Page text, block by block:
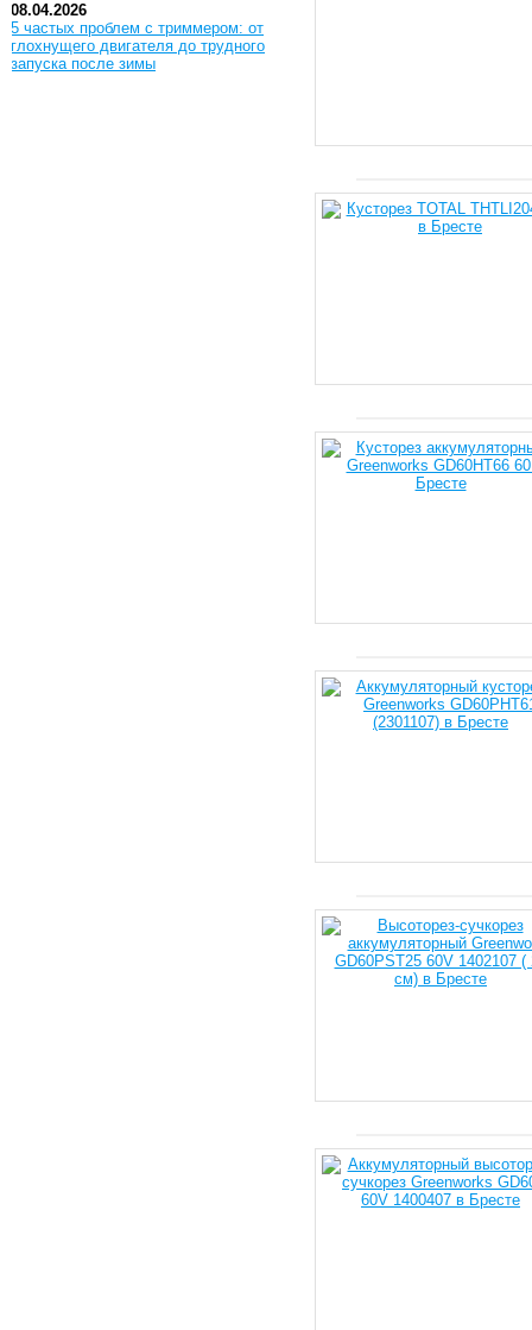
08.04.2026
5 частых проблем с триммером: от
глохнущего двигателя до трудного
запуска после зимы